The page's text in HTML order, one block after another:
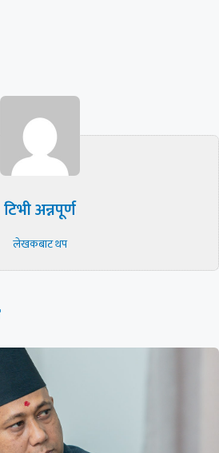
टिभी अन्नपूर्ण
लेखकबाट थप